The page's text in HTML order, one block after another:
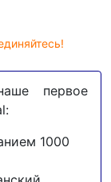
первое
1000